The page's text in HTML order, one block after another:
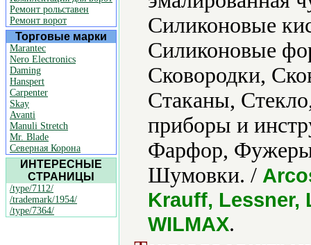
Ремонт рольставен
Ремонт ворот
Торговые марки
Marantec
Nero Electronics
Daming
Hanspert
Carpenter
Skay
Avanti
Manuli Stretch
Mr. Blade
Северная Корона
ИНТЕРЕСНЫЕ
СТРАНИЦЫ
/type/7112/
/trademark/1954/
/type/7364/
Силиконовые
Силиконовые
Сковородки,
Стаканы,
приборы и
Фарфор,
Шумовки. /
Krauff, Lessner,
WILMAX.